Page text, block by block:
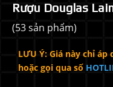
Rượu Douglas
(53 sản phẩm)
LƯU Ý: Giá này chỉ
hoặc gọi qua số